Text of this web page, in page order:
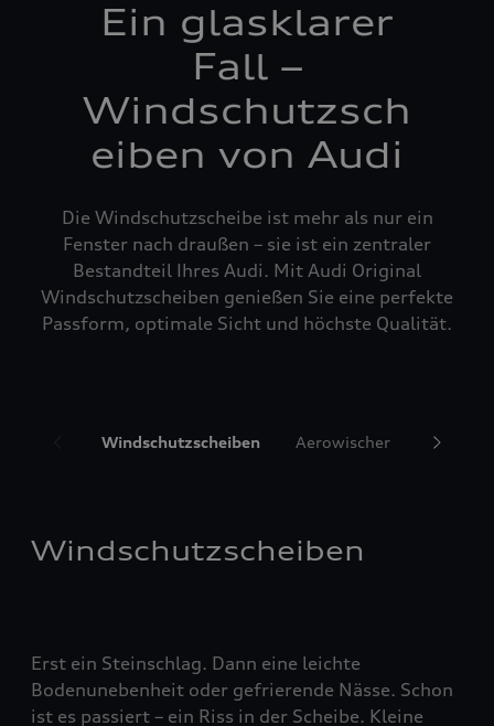
Ein glasklarer
Fall –
Windschutzsch
eiben von Audi
Die Windschutzscheibe ist mehr als nur ein
Fenster nach draußen – sie ist ein zentraler
Bestandteil Ihres Audi. Mit Audi Original
Windschutzscheiben genießen Sie eine perfekte
Passform, optimale Sicht und höchste Qualität.
Windschutzscheiben Aerowischer
Windschutzscheiben
Erst ein Steinschlag. Dann eine leichte
Bodenunebenheit oder gefrierende Nässe. Schon
ist es passiert – ein Riss in der Scheibe. Kleine